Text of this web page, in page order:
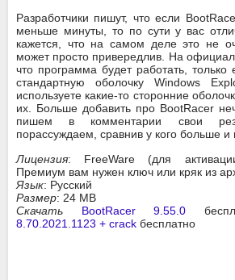
Разработчики пишут, что если
меньше минуты, то по сути у вас
кажется, что на самом деле это не
может просто привередлив. На
что программа будет работать, только
стандартную оболочку Windows
используете какие-то сторонние
их. Больше добавить про BootRacer
пишем в комментарии свои
порассуждаем, сравнив у кого больше
Лицензия: FreeWare (для
Премиум вам нужен ключ или кряк из
Язык: Русский
Размер: 24 MB
Скачать
BootRacer 9.55.0
8.70.2021.1123 + crack бесплатно